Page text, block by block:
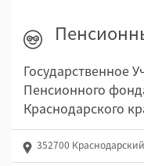
Государственное
Пенсионного
Краснодарского
352700